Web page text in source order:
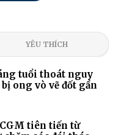
YÊU THÍCH
tuổi thoát nguy
ong vò vẽ đốt gần
tiên tiến từ